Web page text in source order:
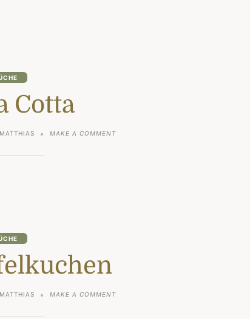
Cotta
MAKE A COMMENTON
MAKE A COMMENTON